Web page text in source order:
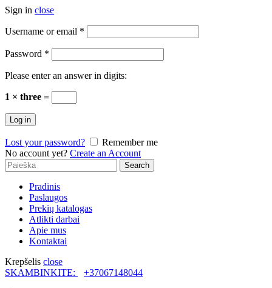
Sign in close
Username or email *
Password *
Please enter an answer in digits:
1 × three =
Log in
Lost your password?
Remember me
No account yet? Create an Account
Search
for:
Search
Pradinis
Paslaugos
Prekių katalogas
Atlikti darbai
Apie mus
Kontaktai
Krepšelis close
SKAMBINKITE:
+37067148044